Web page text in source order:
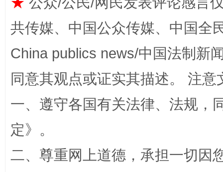
全民健身五年计划来了！等你上场
共传媒、中国公众传媒、中国全
China publics news/中国法制新
同意其观点或证实其描述。 注
一、遵守各国有关法律、法规，
定》。
二、尊重网上道德，承担一切因